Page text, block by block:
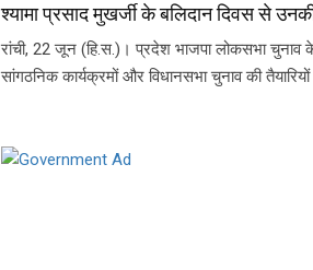
श्यामा प्रसाद मुखर्जी के बलिदान दिवस से
रांची, 22 जून (हि.स.)। प्रदेश भाजपा लोकसभा चुनाव
सांगठनिक कार्यक्रमों और विधानसभा चुनाव की